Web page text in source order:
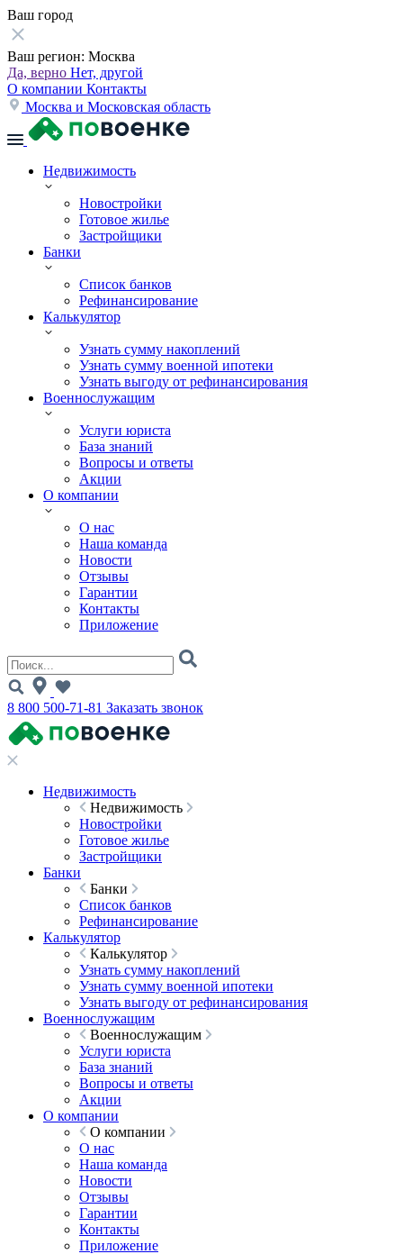
Ваш город
Ваш регион: Москва
Да, верно Нет, другой
О компании Контакты
Москва и Московская область
Недвижимость
Новостройки
Готовое жилье
Застройщики
Банки
Список банков
Рефинансирование
Калькулятор
Узнать сумму накоплений
Узнать сумму военной ипотеки
Узнать выгоду от рефинансирования
Военнослужащим
Услуги юриста
База знаний
Вопросы и ответы
Акции
О компании
О нас
Наша команда
Новости
Отзывы
Гарантии
Контакты
Приложение
8 800 500-71-81 Заказать звонок
Недвижимость
Недвижимость
Новостройки
Готовое жилье
Застройщики
Банки
Банки
Список банков
Рефинансирование
Калькулятор
Калькулятор
Узнать сумму накоплений
Узнать сумму военной ипотеки
Узнать выгоду от рефинансирования
Военнослужащим
Военнослужащим
Услуги юриста
База знаний
Вопросы и ответы
Акции
О компании
О компании
О нас
Наша команда
Новости
Отзывы
Гарантии
Контакты
Приложение